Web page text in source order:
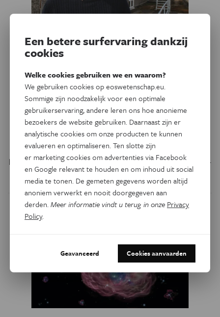
Eos Pipet 2026 Ruimte
Jelle Vandersnickt kijkt via
sterbevingen in het hart van
een ster
Jelle Vandersnickt realiseerde al tijdens zijn
masteronderzoek een primeur. In de ‘bevingen’ binnenin
een zware, snel roterende ster vond hij bewijs voor een
intern magnetisch veld. Met wiskundige technieken
probeert hij nu verder door te dringen in dat soort sterren.
DoorSenne Starckx
Een betere surfervaring dankzij
cookies
Welke cookies gebruiken we en waarom?
We gebruiken cookies op eoswetenschap.eu.
Sommige zijn noodzakelijk voor een optimale
gebruikerservaring, andere leren ons hoe anonieme
bezoekers de website gebruiken. Daarnaast zijn er
analytische cookies om onze producten te kunnen
evalueren en optimaliseren. Ten slotte zijn
er marketing cookies om advertenties via Facebook
en Google relevant te houden en om inhoud uit social
media te tonen. De gemeten gegevens worden altijd
anoniem verwerkt en nooit doorgegeven aan
derden.Meer informatie vindt u terug in onze Privacy
Policy.
Geavanceerd Cookies aanvaarden